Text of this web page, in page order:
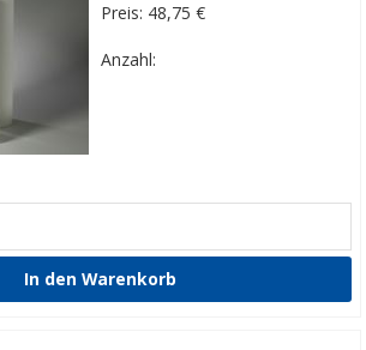
Preis: 48,75 €
Anzahl: